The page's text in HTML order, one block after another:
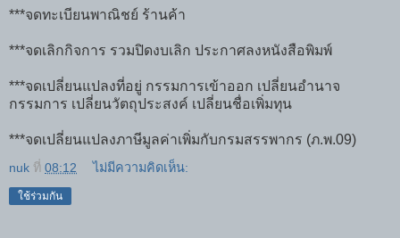
***จดทะเบียนพาณิชย์ ร้านค้า
***จดเลิกกิจการ รวมปิดงบเลิก ประกาศลงหนังสือพิมพ์
***จดเปลี่ยนแปลงที่อยู่ กรรมการเข้าออก เปลี่ยนอำนาจ
กรรมการ เปลี่ยนวัตถุประสงค์ เปลี่ยนชื่อเพิ่มทุน
***จดเปลี่ยนแปลงภาษีมูลค่าเพิ่มกับกรมสรรพากร (ภ.พ.09)
nuk ที่ 08:12 ไม่มีความคิดเห็น:
ใช้ร่วมกัน